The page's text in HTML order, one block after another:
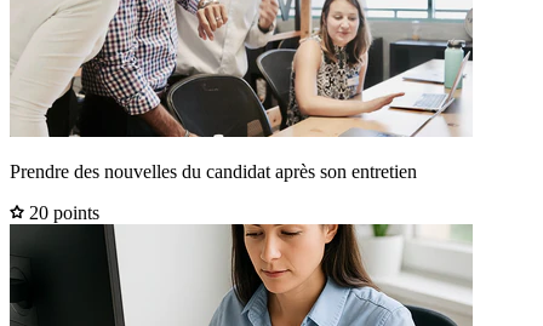
Prendre des nouvelles du candidat après son entretien
20 points